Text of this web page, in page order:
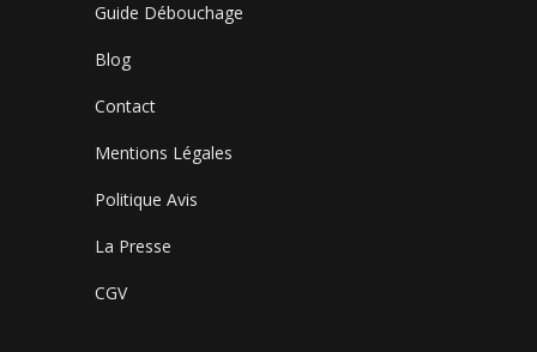
Guide Débouchage
Blog
Contact
Mentions Légales
Politique Avis
La Presse
CGV